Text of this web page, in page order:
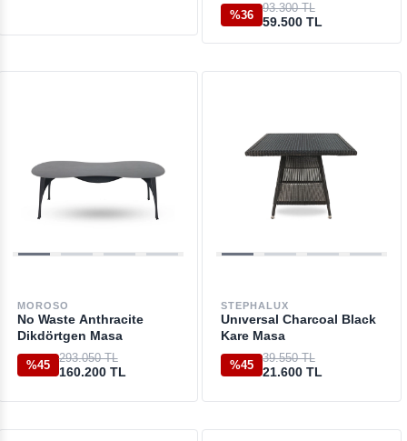
%36
93.300 TL
59.500 TL
MOROSO
No Waste Anthracite
Dikdörtgen Masa
%45
293.050 TL
160.200 TL
STEPHALUX
Unıversal Charcoal Black
Kare Masa
%45
39.550 TL
21.600 TL